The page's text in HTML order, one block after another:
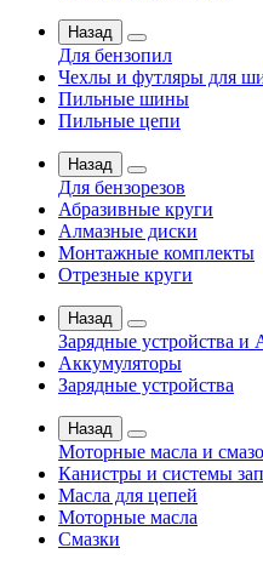
Назад
Для бензопил
Чехлы и футляры для
Пильные шины
Пильные цепи
Назад
Для бензорезов
Абразивные круги
Алмазные диски
Монтажные комплекты
Отрезные круги
Назад
Зарядные устройства
Аккумуляторы
Зарядные устройства
Назад
Моторные масла и
Канистры и системы
Масла для цепей
Моторные масла
Смазки